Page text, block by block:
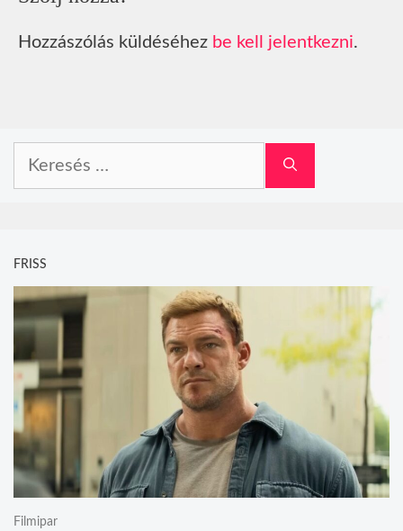
Hozzászólás küldéséhez be kell jelentkezni.
FRISS
Filmipar